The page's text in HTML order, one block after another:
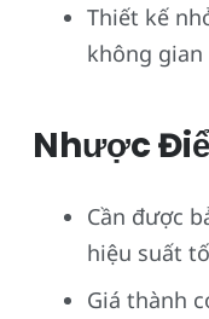
Thiết kế
không
Nhược
Cần được
hiệu suất
Giá thành